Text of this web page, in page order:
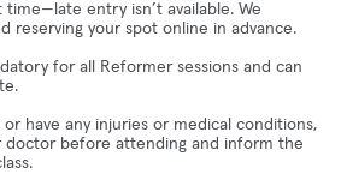
entry isn’t available. We
reserving your spot online in advance.
for all Reformer sessions and can
or have any injuries or medical conditions,
doctor before attending and inform the